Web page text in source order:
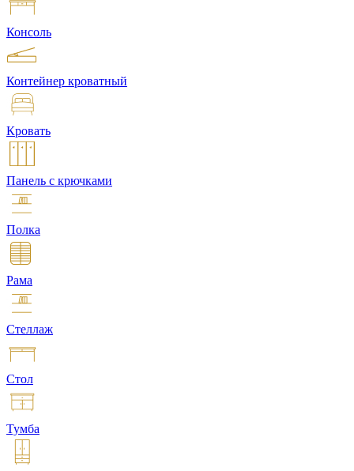
Консоль
Контейнер кроватный
Кровать
Панель с крючками
Полка
Рама
Стеллаж
Стол
Тумба